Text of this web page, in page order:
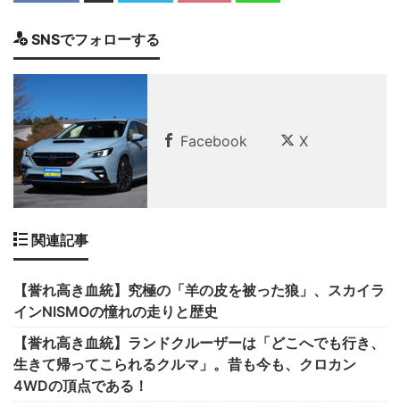
SNSでフォローする
Facebook X
関連記事
【誉れ高き血統】究極の「羊の皮を被った狼」、スカイラ
インNISMOの憧れの走りと歴史
【誉れ高き血統】ランドクルーザーは「どこへでも行き、
生きて帰ってこられるクルマ」。昔も今も、クロカン
4WDの頂点である！